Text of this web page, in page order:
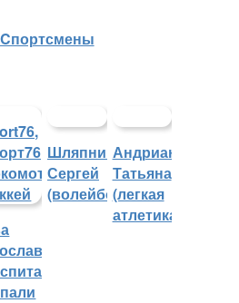
Cпортсмены
Шляпников
Сергей
(волейбол)
Андрианова
Татьяна
(легкая
атлетика)